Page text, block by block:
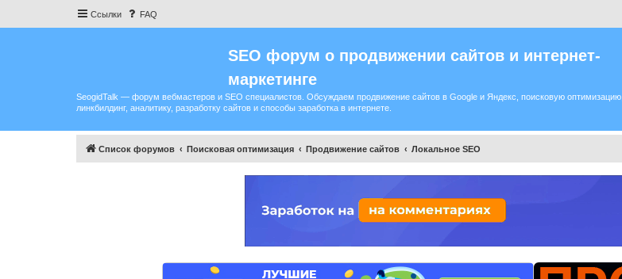
Ссылки FAQ
SEO форум о продвижении сайтов и интернет-
маркетинге
SeogidTalk — форум вебмастеров и SEO специалистов. Обсуждаем продвижение сайтов в Google и Яндекс, поисковую оптимизацию,
линкбилдинг, аналитику, разработку сайтов и способы заработка в интернете.
Список форумов Поисковая оптимизация Продвижение сайтов Локальное SEO